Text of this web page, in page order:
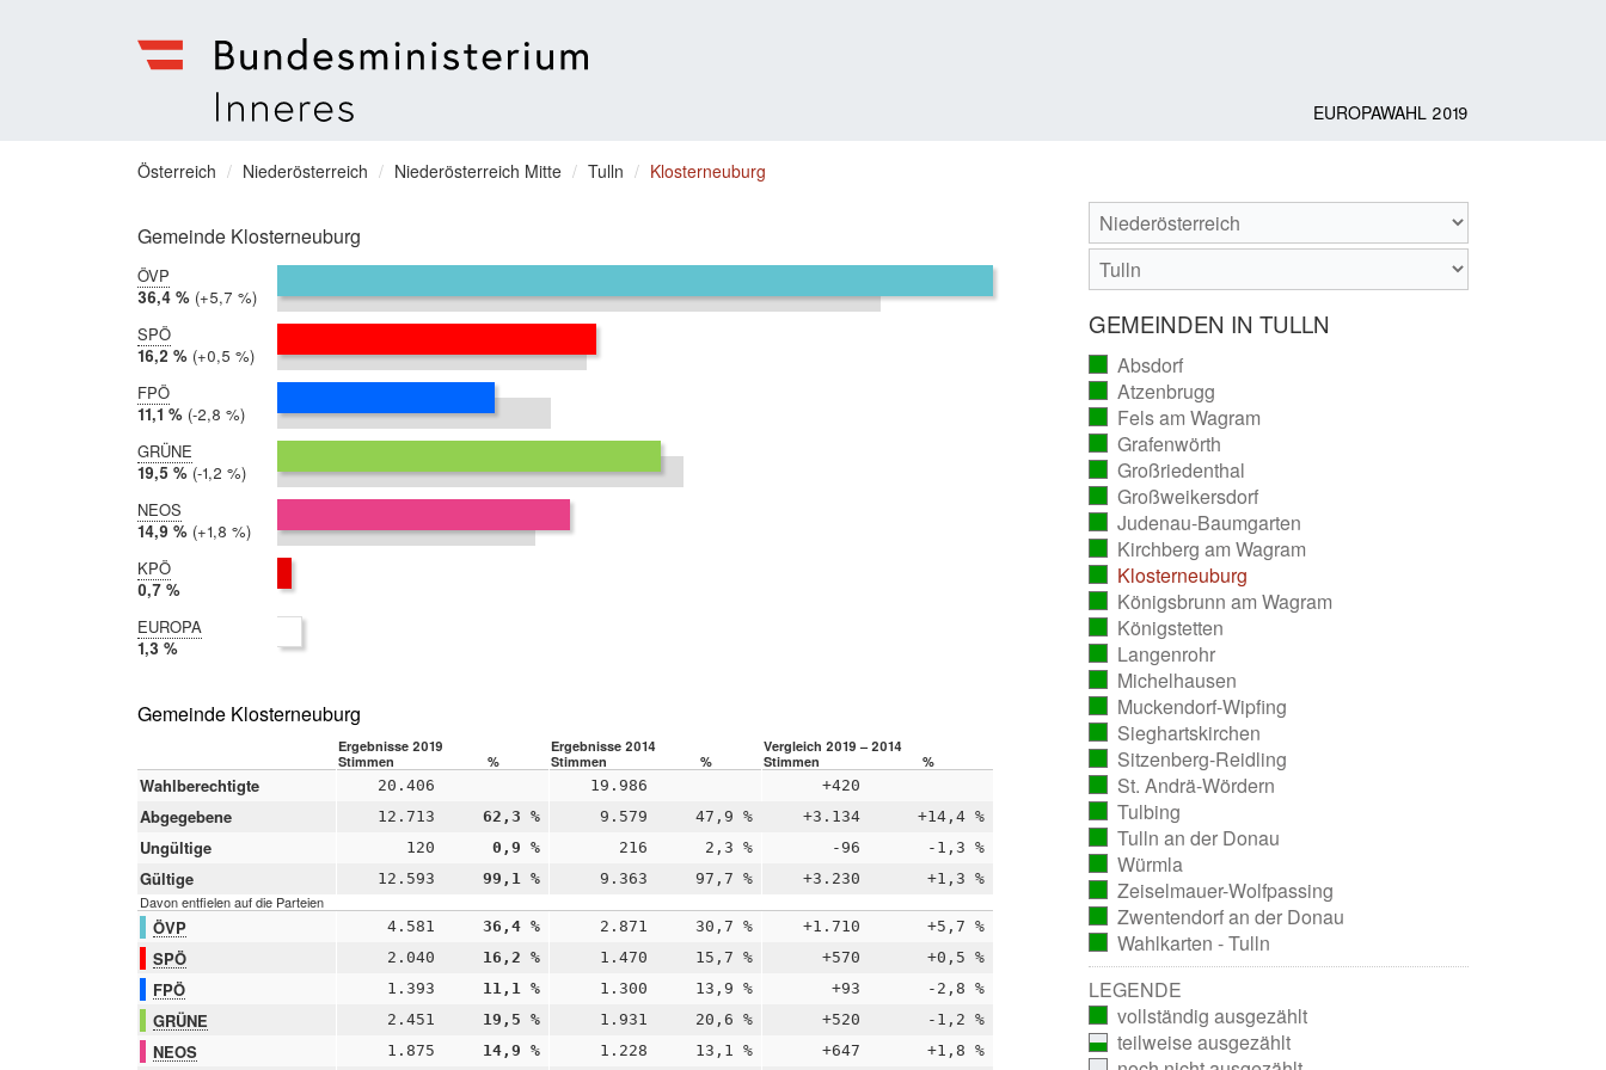
für
Inneres
EUROPAWAHL 2019
Sie
sich
hier:
Österreich Niederösterreich Niederösterreich Mitte Tulln Klosterneuburg
Gemeinde Klosterneuburg
ÖVP
2019:
36,4 %
2014:
30,7 %
Differenz:
+5,7 %
SPÖ
2019:
16,2 %
2014:
15,7 %
Differenz:
+0,5 %
FPÖ
2019:
11,1 %
2014:
13,9 %
Differenz:
-2,8 %
GRÜNE
2019:
19,5 %
2014:
20,6 %
Differenz:
-1,2 %
NEOS
2019:
14,9 %
2014:
13,1 %
Differenz:
+1,8 %
KPÖ
2019:
0,7 %
nicht
teilgenommen
EUROPA
2019:
1,3 %
teilgenommen
Gemeinde Klosterneuburg
Ergebnisse 2019 Ergebnisse 2014
Vergleich 2019 – 2014
Stimmen
% Stimmen % Stimmen %
Wahlberechtigte 20.406 19.986 +420
Abgegebene 12.713 62,3 % 9.579 47,9 % +3.134 +14,4 %
Ungültige 120 0,9 % 216 2,3 % -96 -1,3 %
Gültige 12.593 99,1 % 9.363 97,7 % +3.230 +1,3 %
Davon entfielen auf die Parteien
ÖVP 4.581 36,4 % 2.871 30,7 % +1.710 +5,7 %
SPÖ 2.040 16,2 % 1.470 15,7 % +570 +0,5 %
FPÖ 1.393 11,1 % 1.300 13,9 % +93 -2,8 %
GRÜNE 2.451 19,5 % 1.931 20,6 % +520 -1,2 %
NEOS 1.875 14,9 % 1.228 13,1 % +647 +1,8 %
GEMEINDEN IN TULLN
Absdorf
ausgezählt)
Atzenbrugg
ausgezählt)
Fels am Wagram
ausgezählt)
Grafenwörth
ausgezählt)
Großriedenthal
ausgezählt)
Großweikersdorf
ausgezählt)
Judenau-Baumgarten
ausgezählt)
Kirchberg am Wagram
ausgezählt)
Klosterneuburg
ausgezählt)
Königsbrunn am Wagram(vollständig
ausgezählt)
Königstetten
ausgezählt)
Langenrohr
ausgezählt)
Michelhausen
ausgezählt)
Muckendorf-Wipfing
ausgezählt)
Sieghartskirchen
ausgezählt)
Sitzenberg-Reidling
ausgezählt)
St. Andrä-Wördern
ausgezählt)
Tulbing
ausgezählt)
Tulln an der Donau
ausgezählt)
Würmla
ausgezählt)
Zeiselmauer-Wolfpassing(vollständig
ausgezählt)
Zwentendorf an der Donau(vollständig
ausgezählt)
Wahlkarten - Tulln
ausgezählt)
LEGENDE
vollständig ausgezählt
teilweise ausgezählt